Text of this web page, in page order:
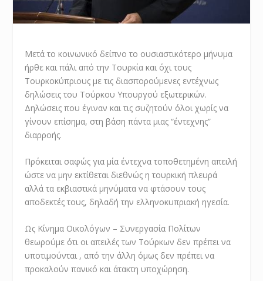
Μετά το κοινωνικό δείπνο το ουσιαστικότερο μήνυμα
ήρθε και πάλι από την Τουρκία και όχι τους
Τουρκοκύπριους με τις διασπορούμενες εντέχνως
δηλώσεις του Τούρκου Υπουργού εξωτερικών.
Δηλώσεις που έγιναν και τις συζητούν όλοι χωρίς να
γίνουν επίσημα, στη βάση πάντα μιας “έντεχνης”
διαρροής.
Πρόκειται σαφώς για μία έντεχνα τοποθετημένη απειλή
ώστε να μην εκτίθεται διεθνώς η τουρκική πλευρά
αλλά τα εκβιαστικά μηνύματα να φτάσουν τους
αποδεκτές τους, δηλαδή την ελληνοκυπριακή ηγεσία.
Ως Κίνημα Οικολόγων – Συνεργασία Πολίτων
θεωρούμε ότι οι απειλές των Τούρκων δεν πρέπει να
υποτιμούνται , από την άλλη όμως δεν πρέπει να
προκαλούν πανικό και άτακτη υποχώρηση.